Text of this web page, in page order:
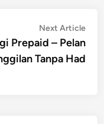
Next Article
Prepaid – Pelan
Tanpa Had